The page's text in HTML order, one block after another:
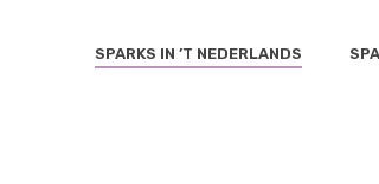
SPARKS IN ’T NEDERLANDS